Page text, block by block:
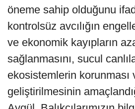
öneme sahip olduğunu
kontrolsüz avcılığın
ve ekonomik kayıpların
sağlanmasını, sucul
ekosistemlerin korunması
geliştirilmesinin